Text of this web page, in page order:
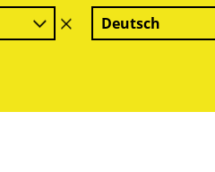
Filter
löschen
Deutsch